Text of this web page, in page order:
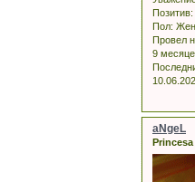
Позитив:
Пол:
Провел
9
aNgeL